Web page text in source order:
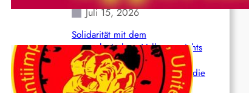
Juli 15, 2026
Solidarität mit dem
venezolanischem Volk angesichts
der verlorenen Leben und der
katastrophalen Situation durch die
Erdbeben des 24. Juni!